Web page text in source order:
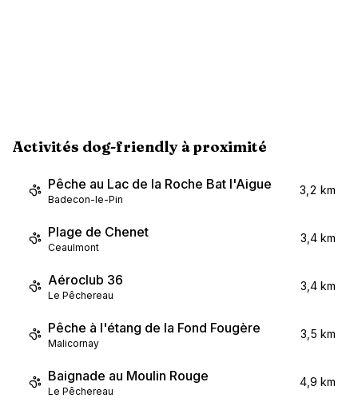
Activités dog-friendly à proximité
Pêche au Lac de la Roche Bat l'Aigue
Badecon-le-Pin
3,2 km
Plage de Chenet
Ceaulmont
3,4 km
Aéroclub 36
Le Pêchereau
3,4 km
Pêche à l'étang de la Fond Fougère
Malicornay
3,5 km
Baignade au Moulin Rouge
Le Pêchereau
4,9 km